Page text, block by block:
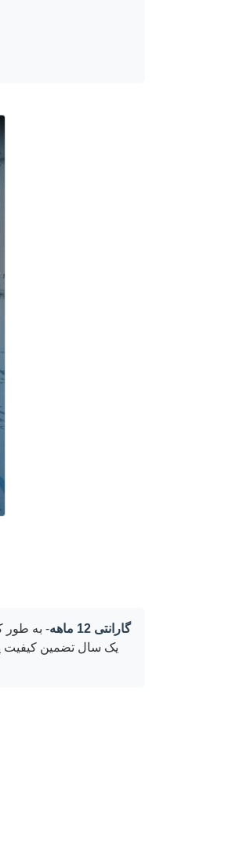
گارانتی 12 ماهه
- به طور
یک سال تضمین کیفیت